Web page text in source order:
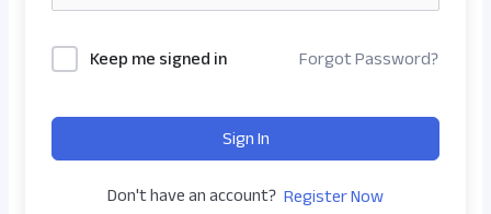
Keep me signed in Forgot Password?
Sign In
Don't have an account? Register Now